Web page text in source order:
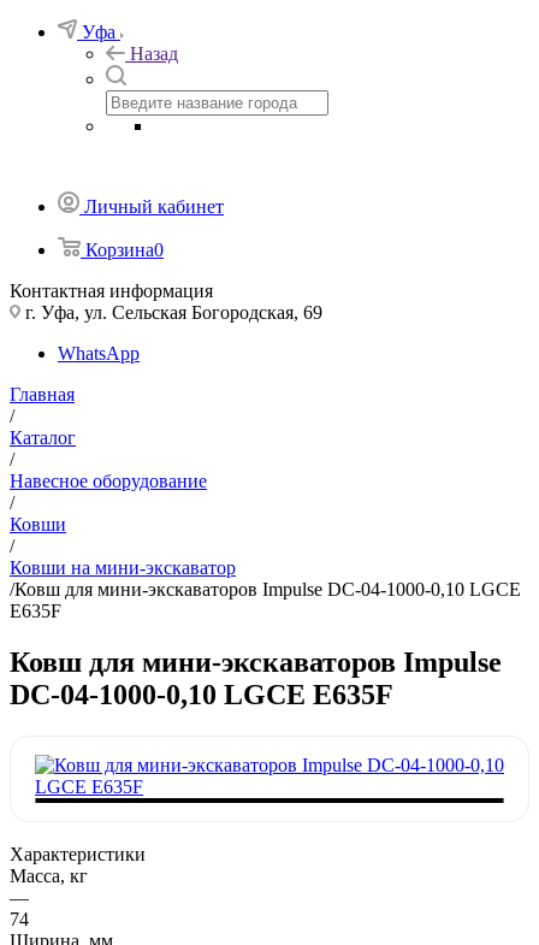
Уфа
Назад
Личный кабинет
Корзина0
Контактная информация
г. Уфа, ул. Сельская Богородская, 69
WhatsApp
Главная
/
Каталог
/
Навесное оборудование
/
Ковши
/
Ковши на мини-экскаватор
/Ковш для мини-экскаваторов Impulse DC-04-1000-0,10 LGCE
E635F
Ковш для мини-экскаваторов Impulse
DC-04-1000-0,10 LGCE E635F
Характеристики
Масса, кг
—
74
Ширина, мм